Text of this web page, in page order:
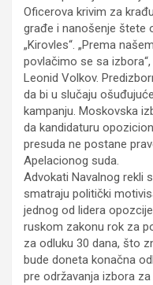
Oficerova krivim za
građe i nanošenje štete
„Kirovles“. „Prema
povlačimo se sa
Leonid Volkov.
da bi u slučaju
kampanju. Moskovska
da kandidaturu
presuda ne postane
Apelacionog suda.
Advokati Navalnog rekli
smatraju politički
jednog od lidera
ruskom zakonu rok za
za odluku 30 dana, što
bude doneta konačna
pre održavanja izbora